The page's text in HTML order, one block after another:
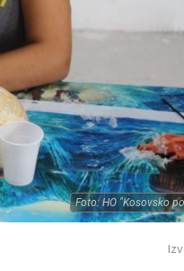
Foto: HO "Kosovsko